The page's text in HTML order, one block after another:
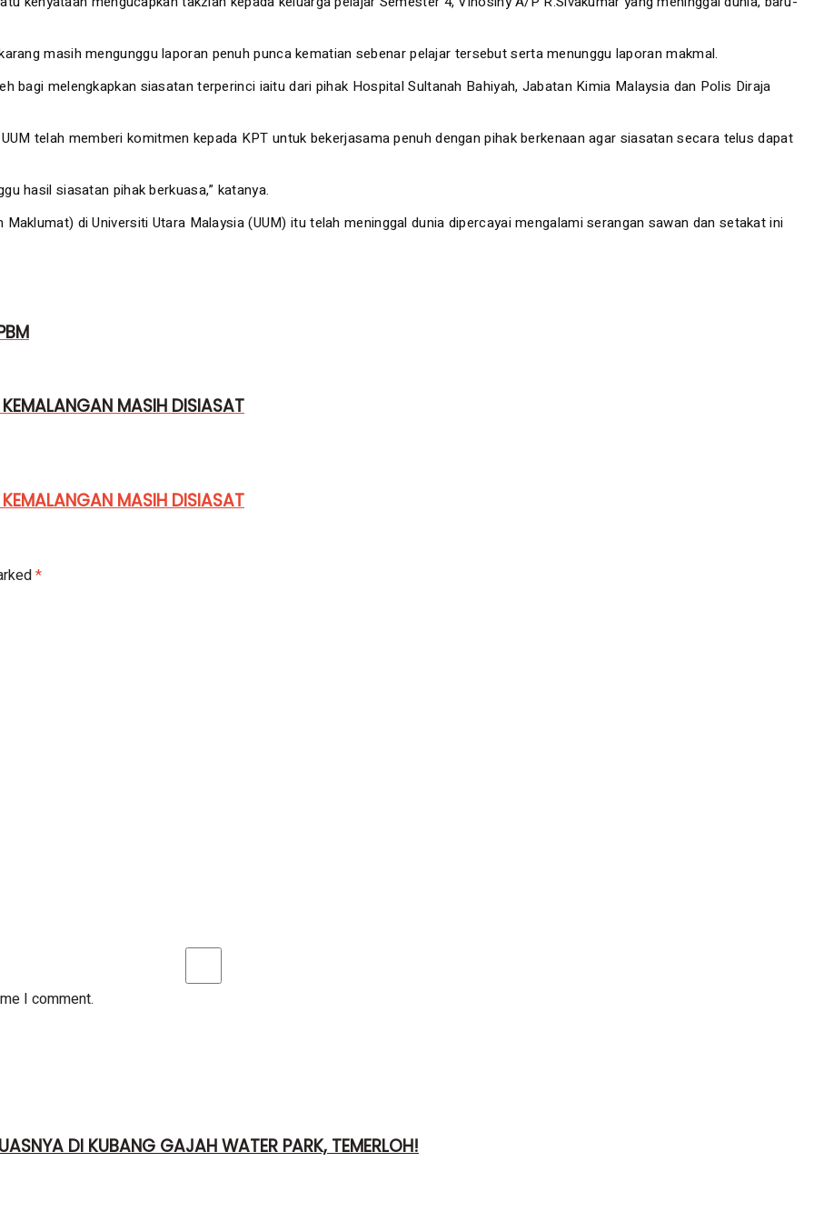
masih mengunggu laporan penuh punca kematian sebenar pelajar tersebut serta menunggu laporan makmal.
bagi melengkapkan siasatan terperinci iaitu dari pihak Hospital Sultanah Bahiyah, Jabatan Kimia Malaysia dan Polis Diraja
telah memberi komitmen kepada KPT untuk bekerjasama penuh dengan pihak berkenaan agar siasatan secara telus dapat
hasil siasatan pihak berkuasa,” katanya.
di Universiti Utara Malaysia (UUM) itu telah meninggal dunia dipercayai mengalami serangan sawan dan setakat ini
MASIH DISIASAT
MASIH DISIASAT
*
I comment.
DI KUBANG GAJAH WATER PARK, TEMERLOH!